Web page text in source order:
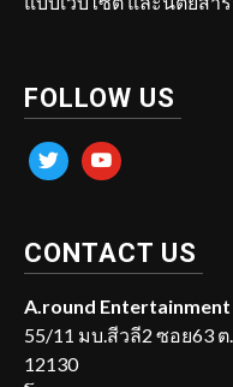
FOLLOW US
twitter youtube
CONTACT US
A.round Entertainment
55/11 มบ.สีวลี2 ซอย63
12130